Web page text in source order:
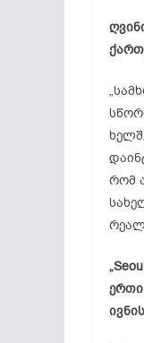
რომ
ერთი